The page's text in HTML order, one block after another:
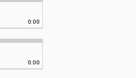
0:00
0:00